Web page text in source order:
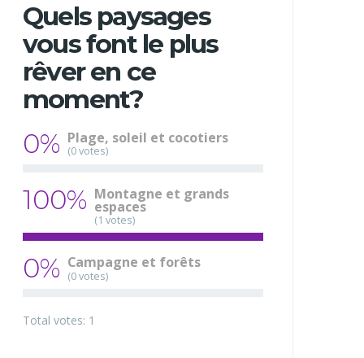
Quels paysages
vous font le plus
rêver en ce
moment?
0% Plage, soleil et cocotiers
(0 votes)
100% Montagne et grands
espaces
(1 votes)
0% Campagne et forêts
(0 votes)
Total votes: 1